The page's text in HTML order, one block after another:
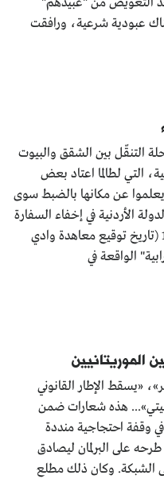
عبودية شرعية، ورافقت
التنقّل بين الشقق والبيوت
التي لطالما اعتاد بعض
يعلموا عن مكانها بالضبط سوى
الأردنية في إخفاء السفارة
الإسرائيلية التي استقرت منذ عام 1994 (تاريخ توقيع معاهدة وادي
الواقعة في
الموريتانيين
«يسقط الإطار القانوني
هذه شعارات ضمن
في وقفة احتجاجية منددة
طرحه على البرلمان ليصادق
الشبكة. وكان ذلك مطلع